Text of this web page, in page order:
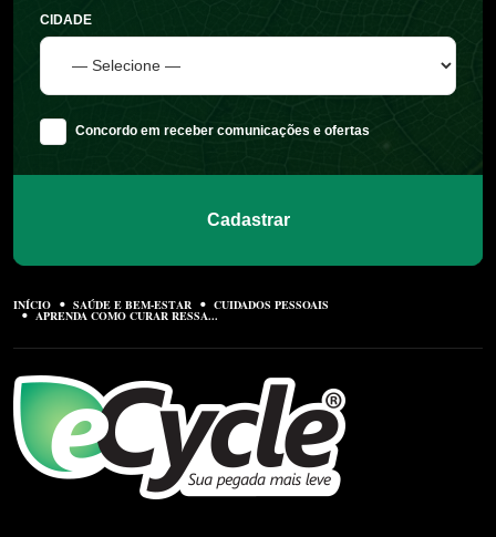
CIDADE
Concordo em receber comunicações e ofertas
Cadastrar
INÍCIO SAÚDE E BEM-ESTAR CUIDADOS PESSOAIS
APRENDA COMO CURAR RESSA...